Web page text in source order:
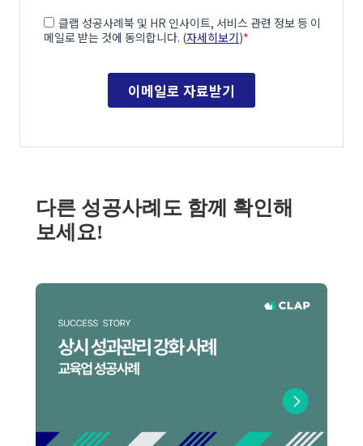
다른 성공사례도 함께 확인해
보세요!